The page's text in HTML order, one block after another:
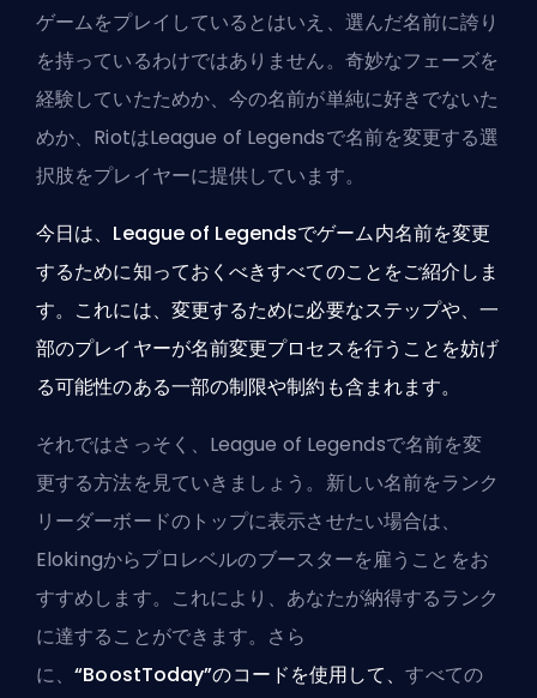
ゲームをプレイしているとはいえ、選んだ名前に誇り
を持っているわけではありません。奇妙なフェーズを
経験していたためか、今の名前が単純に好きでないた
めか、RiotはLeague of Legendsで名前を変更する選
択肢をプレイヤーに提供しています。
今日は、League of Legendsでゲーム内名前を変更
するために知っておくべきすべてのことをご紹介しま
す。これには、変更するために必要なステップや、一
部のプレイヤーが名前変更プロセスを行うことを妨げ
る可能性のある一部の制限や制約も含まれます。
それではさっそく、League of Legendsで名前を変
更する方法を見ていきましょう。新しい名前をランク
リーダーボードのトップに表示させたい場合は、
Elokingからプロレベルのブースターを雇う ことをお
すすめします。これにより、あなたが納得するランク
に達することができます。さら
に、“BoostToday”のコードを使用して、すべての